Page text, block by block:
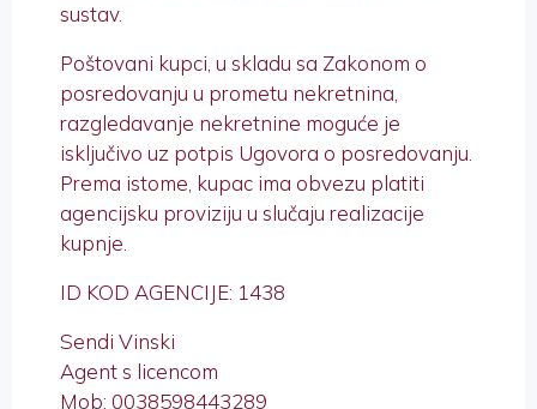
sustav.
Poštovani kupci, u skladu sa Zakonom o
posredovanju u prometu nekretnina,
razgledavanje nekretnine moguće je
isključivo uz potpis Ugovora o posredovanju.
Prema istome, kupac ima obvezu platiti
agencijsku proviziju u slučaju realizacije
kupnje.
ID KOD AGENCIJE: 1438
Sendi Vinski
Agent s licencom
Mob: 0038598443289